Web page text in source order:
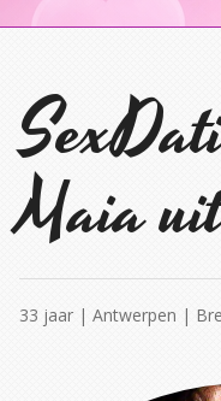
Maia
33 jaar | Antwerpen |